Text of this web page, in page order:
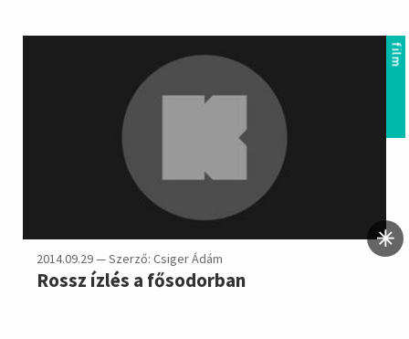
film
2014.09.29 — Szerző: Csiger Ádám
Rossz ízlés a fősodorban